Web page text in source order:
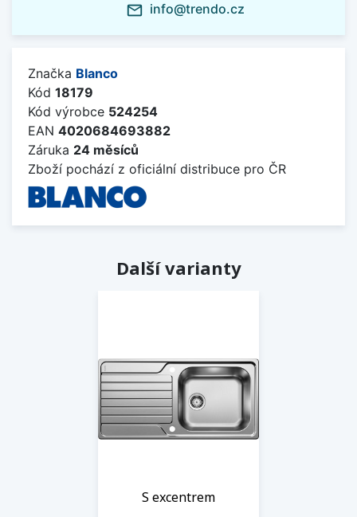
mail_outline info@trendo.cz
Značka Blanco
Kód 18179
Kód výrobce 524254
EAN 4020684693882
Záruka 24 měsíců
Zboží pochází z oficiální distribuce pro ČR
Další varianty
S excentrem